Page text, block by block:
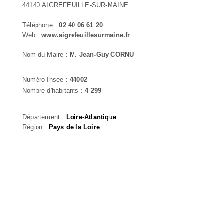
44140 AIGREFEUILLE-SUR-MAINE
Téléphone :02 40 06 61 20
Web :www.aigrefeuillesurmaine.fr
Nom du Maire : M. Jean-Guy CORNU
Numéro Insee : 44002
Nombre d'habitants :4 299
Département : Loire-Atlantique
Région : Pays de la Loire